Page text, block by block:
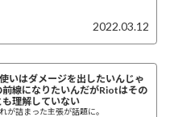
2022.03.12
使いはダメージを出したいんじゃ
前線になりたいんだがRiotはその
理解していない
が詰まった主張が話題に。